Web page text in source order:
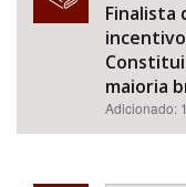
Finalista
maioria
Adicionado: